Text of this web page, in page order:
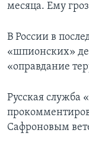
месяца. Ему
В России в
«шпионских»
«оправдание
Русская служба
Сафроновым